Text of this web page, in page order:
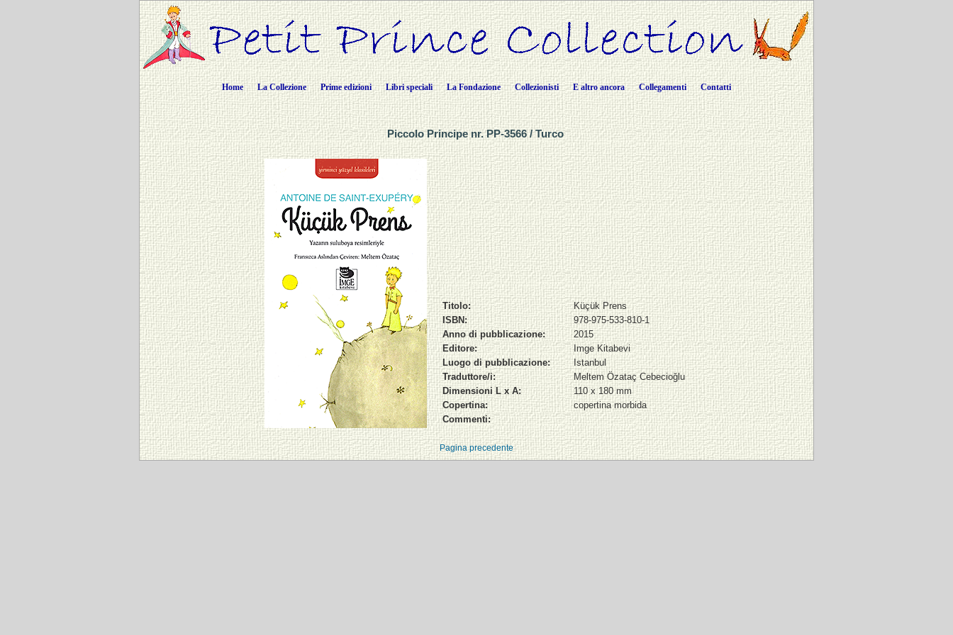
Home La Collezione Prime edizioni Libri speciali La Fondazione Collezionisti E altro ancora Collegamenti Contatti
Piccolo Principe nr. PP-3566 / Turco
Titolo:
Küçük Prens
ISBN:
978-975-533-810-1
Anno di pubblicazione:
2015
Editore:
Imge Kitabevi
Luogo di pubblicazione:
Istanbul
Traduttore/i:
Meltem Özataç Cebecioğlu
Dimensioni L x A:
110 x 180 mm
Copertina:
copertina morbida
Commenti:
Pagina precedente